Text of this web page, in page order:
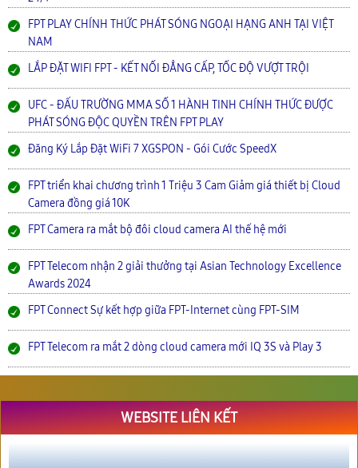
FPT PLAY CHÍNH THỨC PHÁT SÓNG NGOẠI HẠNG ANH TẠI VIỆT
NAM
LẮP ĐẶT WIFI FPT - KẾT NỐI ĐẲNG CẤP, TỐC ĐỘ VƯỢT TRỘI
UFC - ĐẤU TRƯỜNG MMA SỐ 1 HÀNH TINH CHÍNH THỨC ĐƯỢC
PHÁT SÓNG ĐỘC QUYỀN TRÊN FPT PLAY
Đăng Ký Lắp Đặt WiFi 7 XGSPON - Gói Cước SpeedX
FPT triển khai chương trình 1 Triệu 3 Cam Giảm giá thiết bị Cloud
Camera đồng giá 10K
FPT Camera ra mắt bộ đôi cloud camera AI thế hệ mới
FPT Telecom nhận 2 giải thưởng tại Asian Technology Excellence
Awards 2024
FPT Connect Sự kết hợp giữa FPT-Internet cùng FPT-SIM
FPT Telecom ra mắt 2 dòng cloud camera mới IQ 3S và Play 3
WEBSITE LIÊN KẾT